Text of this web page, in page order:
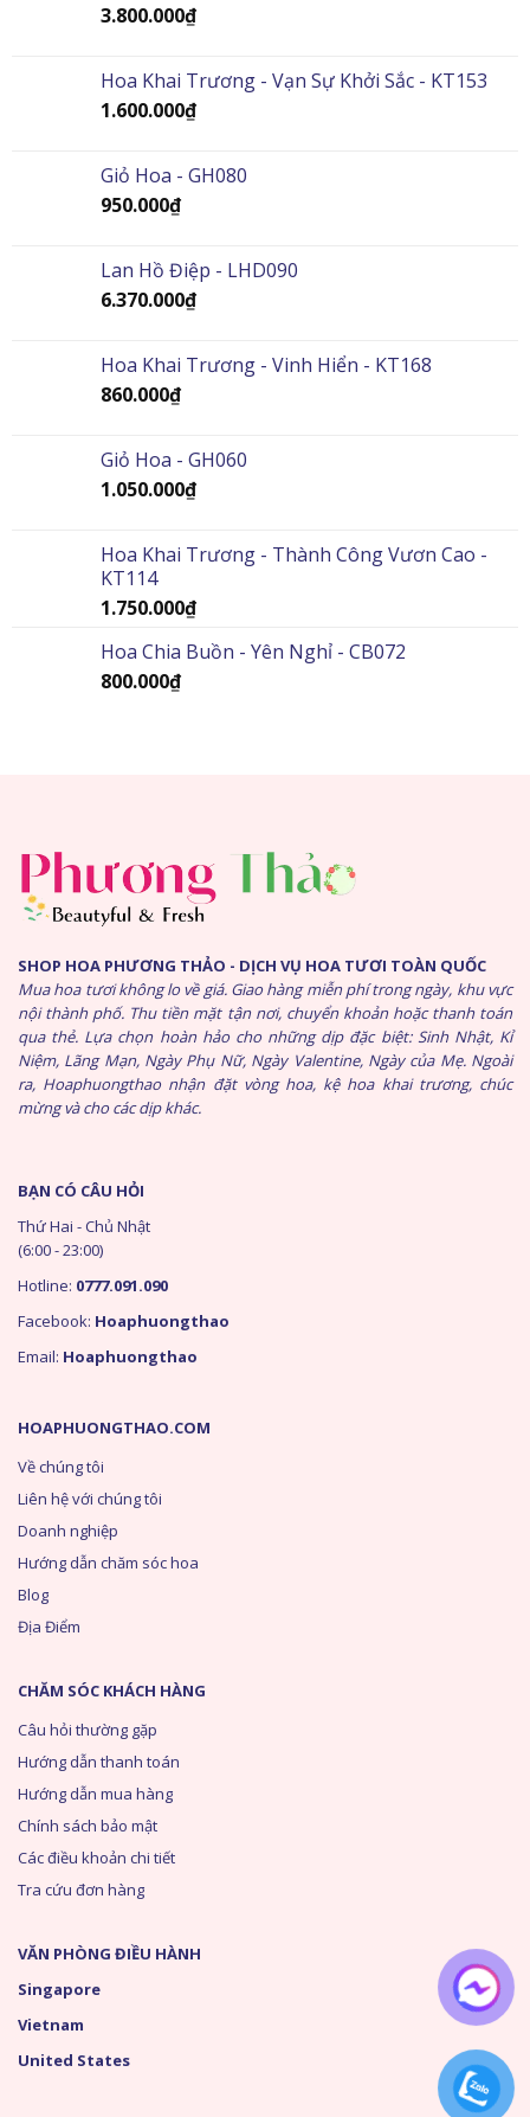
3.800.000₫
Hoa Khai Trương - Vạn Sự Khởi Sắc - KT153
1.600.000₫
Giỏ Hoa - GH080
950.000₫
Lan Hồ Điệp - LHD090
6.370.000₫
Hoa Khai Trương - Vinh Hiển - KT168
860.000₫
Giỏ Hoa - GH060
1.050.000₫
Hoa Khai Trương - Thành Công Vươn Cao -
KT114
1.750.000₫
Hoa Chia Buồn - Yên Nghỉ - CB072
800.000₫
SHOP HOA PHƯƠNG THẢO - DỊCH VỤ HOA TƯƠI TOÀN QUỐC
Mua hoa tươi không lo về giá. Giao hàng miễn phí trong ngày, khu vực
nội thành phố. Thu tiền mặt tận nơi, chuyển khoản hoặc thanh toán
qua thẻ. Lựa chọn hoàn hảo cho những dịp đặc biệt: Sinh Nhật, Kỉ
Niệm, Lãng Mạn, Ngày Phụ Nữ, Ngày Valentine, Ngày của Mẹ. Ngoài
ra, Hoaphuongthao nhận đặt vòng hoa, kệ hoa khai trương, chúc
mừng và cho các dịp khác.
HOAPHUONGTHAO.COM
Về chúng tôi
Liên hệ với chúng tôi
Doanh nghiệp
Hướng dẫn chăm sóc hoa
Blog
Địa Điểm
CHĂM SÓC KHÁCH HÀNG
Câu hỏi thường gặp
Hướng dẫn thanh toán
Hướng dẫn mua hàng
Chính sách bảo mật
Các điều khoản chi tiết
Tra cứu đơn hàng
BẠN CÓ CÂU HỎI
Thứ Hai - Chủ Nhật
(6:00 - 23:00)
Hotline: 0777.091.090
Facebook: Hoaphuongthao
Email: Hoaphuongthao
VĂN PHÒNG ĐIỀU HÀNH
Singapore
Vietnam
United States